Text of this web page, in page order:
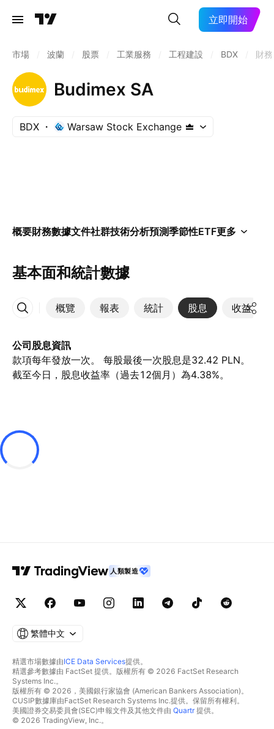
立即開始
市場 波蘭 股票 工業服務 工程建設 BDX 財
Budimex SA
BDX Warsaw Stock Exchange
概要財務數據文件社群技術分析預測季節性ETF更多
基本面和統計數據
概覽 報表 統計 股息 收益
更多
公司股息資訊
款項每年發放一次。 每股最後一次股息是32.42 PLN。
截至今日，股息收益率（過去12個月）為4.38%。
人類製造
繁體中文
精選市場數據由ICE Data Services提供。
精選參考數據由 FactSet 提供。版權所有 © 2026 FactSet Research
Systems Inc.。
版權所有 © 2026，美國銀行家協會 (American Bankers Association)。
CUSIP數據庫由FactSet Research Systems Inc.提供。保留所有權利。
美國證券交易委員會(SEC)申報文件及其他文件由 Quartr提供。
© 2026 TradingView, Inc.。